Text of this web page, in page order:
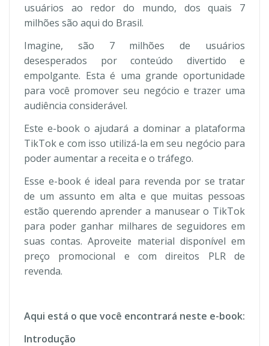
usuários ao redor do mundo, dos quais 7
milhões são aqui do Brasil.
Imagine, são 7 milhões de usuários
desesperados por conteúdo divertido e
empolgante. Esta é uma grande oportunidade
para você promover seu negócio e trazer uma
audiência considerável.
Este e-book o ajudará a dominar a plataforma
TikTok e com isso utilizá-la em seu negócio para
poder aumentar a receita e o tráfego.
Esse e-book é ideal para revenda por se tratar
de um assunto em alta e que muitas pessoas
estão querendo aprender a manusear o TikTok
para poder ganhar milhares de seguidores em
suas contas. Aproveite material disponível em
preço promocional e com direitos PLR de
revenda.
Aqui está o que você encontrará neste e-book:
Introdução